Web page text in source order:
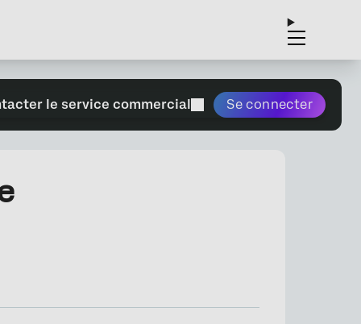
le service commercial Se connecter